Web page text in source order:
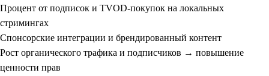
Процент от подписок и TVOD-покупок на локальных
стримингах
Спонсорские интеграции и брендированный контент
Рост органического трафика и подписчиков → повышение
ценности прав